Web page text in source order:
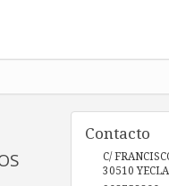
Contacto
C/
30510 YECLA